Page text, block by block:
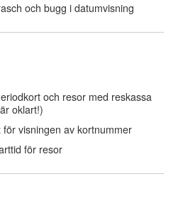
och bugg i datumvisning
och resor med reskassa
oklart!)
visningen av kortnummer
för resor